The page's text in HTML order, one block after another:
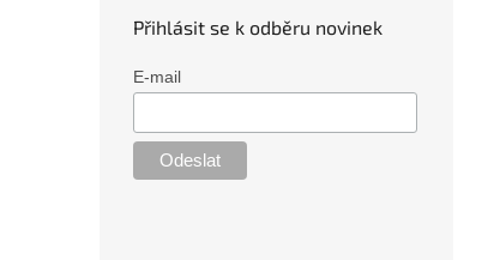
Přihlásit se k odběru novinek
E-mail